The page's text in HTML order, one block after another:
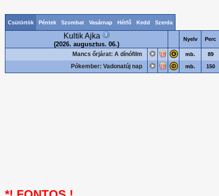
Csütörtök Péntek Szombat Vasárnap Hétfő Kedd Szerda
Kultik Ajka
(2026. augusztus. 06.)
Nyelv Perc
Mancs őrjárat: A dínófilm mb. 89
Pókember: Vadonatúj nap mb. 150